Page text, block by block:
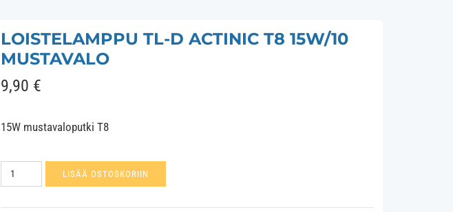
LOISTELAMPPU TL-D ACTINIC T8 15W/10
MUSTAVALO
9,90 €
15W mustavaloputki T8
Loistelamppu
TL-
LISÄÄ OSTOSKORIIN